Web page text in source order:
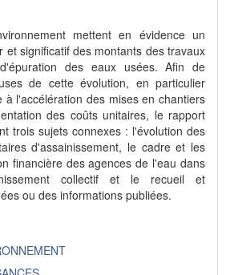
mettent en évidence un
et significatif des montants des travaux
des eaux usées. Afin de
de cette évolution, en particulier
l'accélération des mises en chantiers
des coûts unitaires, le rapport
trois sujets connexes : l'évolution des
d'assainissement, le cadre et les
financière des agences de l'eau dans
collectif et le recueil et
ou des informations publiées.